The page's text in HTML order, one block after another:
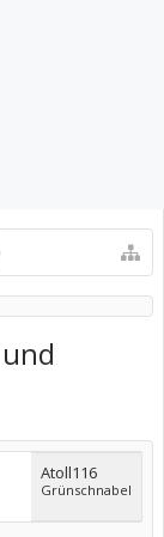
Atoll116
Grünschnabel